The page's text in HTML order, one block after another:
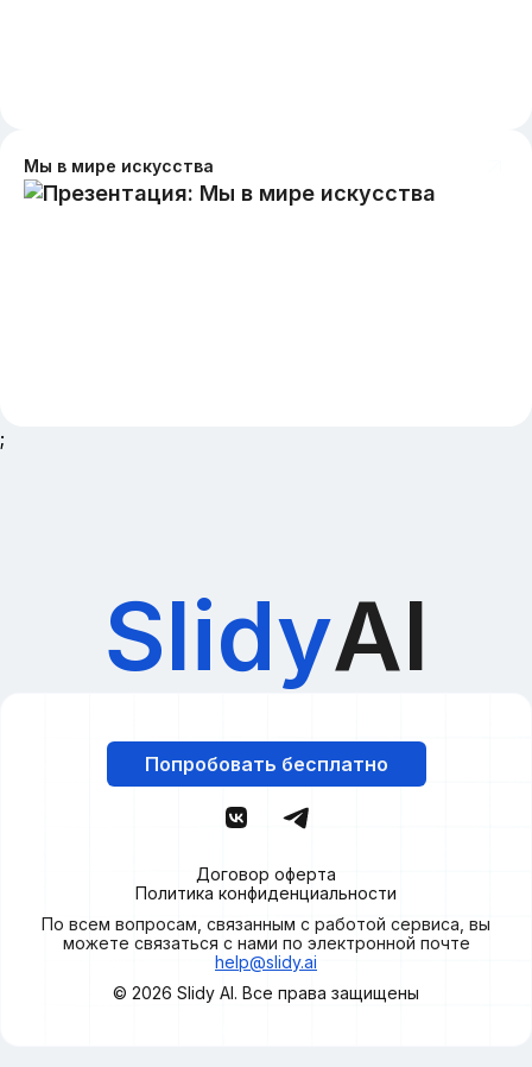
Мы в мире искусства
;
SlidyAI
Попробовать бесплатно
Договор оферта
Политика конфиденциальности
По всем вопросам, связанным с работой сервиса, вы
можете связаться с нами по электронной почте
help@slidy.ai
© 2026 Slidy AI. Все права защищены